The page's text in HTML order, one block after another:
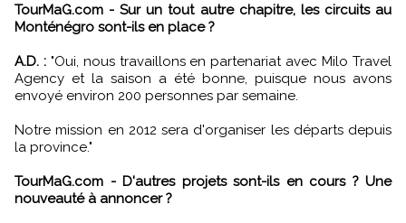
TourMaG.com - Sur un tout autre chapitre, les circuits au
Monténégro sont-ils en place ?
A.D. :"Oui, nous travaillons en partenariat avec Milo Travel
Agency et la saison a été bonne, puisque nous avons
envoyé environ 200 personnes par semaine.
Notre mission en 2012 sera d'organiser les départs depuis
la province."
TourMaG.com - D'autres projets sont-ils en cours ? Une
nouveauté à annoncer ?